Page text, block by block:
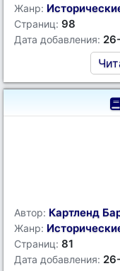
Жанр:
Страниц: 98
Дата добавления:
Автор: Картленд
Жанр:
Страниц: 81
Дата добавления: